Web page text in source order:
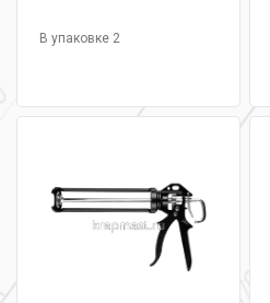
В упаковке 2